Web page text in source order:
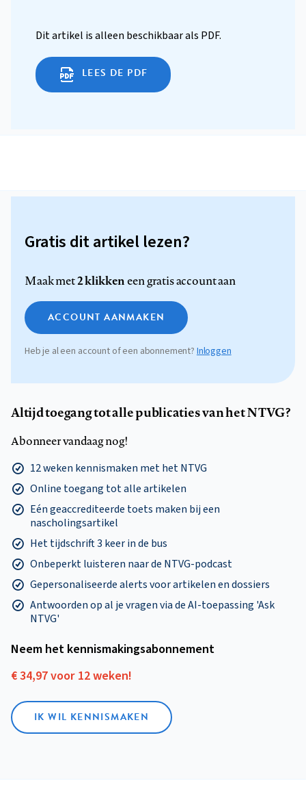
Dit artikel is alleen beschikbaar als PDF.
LEES DE PDF
Gratis dit artikel lezen?
Maak met2 klikkeneen gratis account aan
ACCOUNT AANMAKEN
Heb je al een account of een abonnement? Inloggen
Altijd toegang tot alle publicaties van het NTVG?
Abonneer vandaag nog!
12 weken kennismaken met het NTVG
Online toegang tot alle artikelen
Eén geaccrediteerde toets maken bij een
nascholingsartikel
Het tijdschrift 3 keer in de bus
Onbeperkt luisteren naar de NTVG-podcast
Gepersonaliseerde alerts voor artikelen en dossiers
Antwoorden op al je vragen via de AI-toepassing 'Ask
NTVG'
Neem het kennismakings­abonnement
€ 34,97 voor 12 weken!
IK WIL KENNISMAKEN